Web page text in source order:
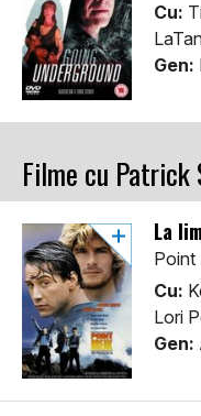
Cu:
Gen:
Filme cu Patrick
La
Point
Cu:
Lori
Gen: